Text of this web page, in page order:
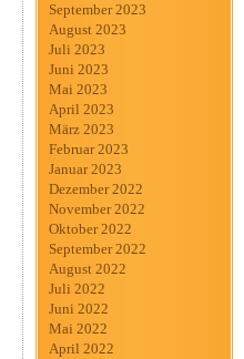
September 2023
August 2023
Juli 2023
Juni 2023
Mai 2023
April 2023
März 2023
Februar 2023
Januar 2023
Dezember 2022
November 2022
Oktober 2022
September 2022
August 2022
Juli 2022
Juni 2022
Mai 2022
April 2022